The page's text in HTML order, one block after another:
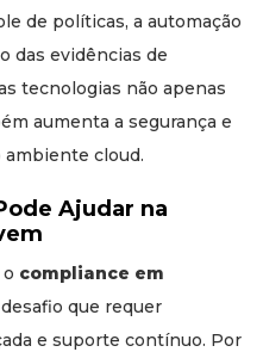
de políticas, a automação
das evidências de
tecnologias não apenas
aumenta a segurança e
ambiente cloud.
Ajudar na
compliance em
que requer
e suporte contínuo. Por